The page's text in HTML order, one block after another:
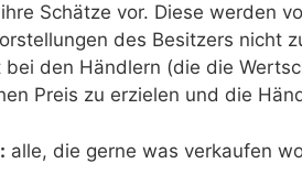
Schätze vor. Diese werden
des Besitzers nicht
bei den Händlern (die die
Preis zu erzielen und die
alle, die gerne was verkaufen